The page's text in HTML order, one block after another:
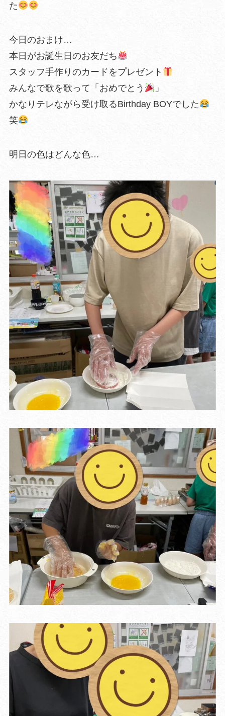
た
今日のおまけ…
本日がお誕生日のお友だち
スタッフ手作りのカードをプレゼント
みんなで歌を歌って「おめでとう
」
かなりテレながら受け取るBirthday BOYでした
笑
明日の色はどんな色…